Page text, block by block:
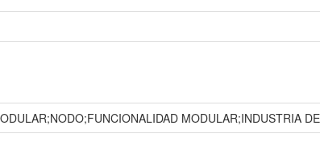
MODULAR;INDUSTRIA